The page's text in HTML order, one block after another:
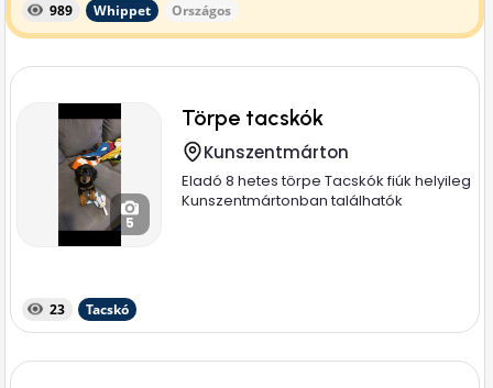
989 Whippet Országos
5
Törpe tacskók
Kunszentmárton
Eladó 8 hetes törpe Tacskók fiúk helyileg
Kunszentmártonban találhatók
23 Tacskó